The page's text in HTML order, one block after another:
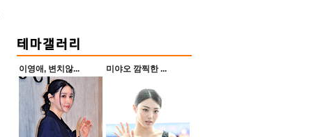
이영애, 변치않... 미야오 깜찍한 ...